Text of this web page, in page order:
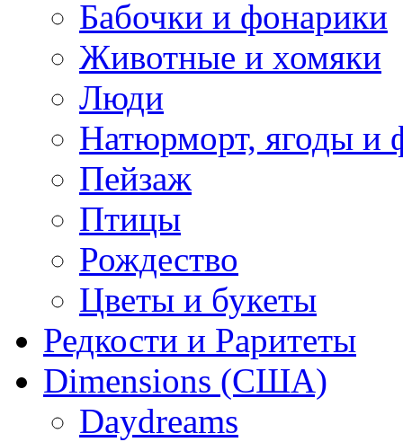
Бабочки и фонарики
Животные и хомяки
Люди
Натюрморт, ягоды и
Пейзаж
Птицы
Рождество
Цветы и букеты
Редкости и Раритеты
Dimensions (США)
Daydreams